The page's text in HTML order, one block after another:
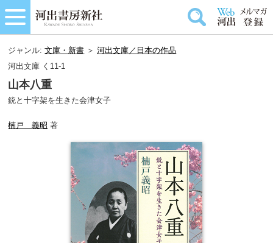
ジャンル:文庫・新書 ＞河出文庫／日本の作品
河出文庫 く11-1
山本八重
銃と十字架を生きた会津女子
楠戸 義昭 著